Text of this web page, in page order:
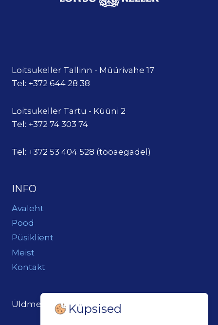
Loitsukeller Tallinn - Müürivahe 17
Tel: +372 644 28 38
Loitsukeller Tartu - Küüni 2
Tel: +372 74 303 74
Tel: +372 53 404 528 (tööaegadel)
INFO
Avaleht
Pood
Püsiklient
Meist
Kontakt
Üldmeil: loits@loitsukeller.ee
Küpsised